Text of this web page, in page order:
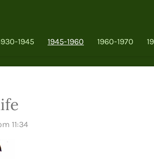
1945 1945-1960 1960-1970
11:34